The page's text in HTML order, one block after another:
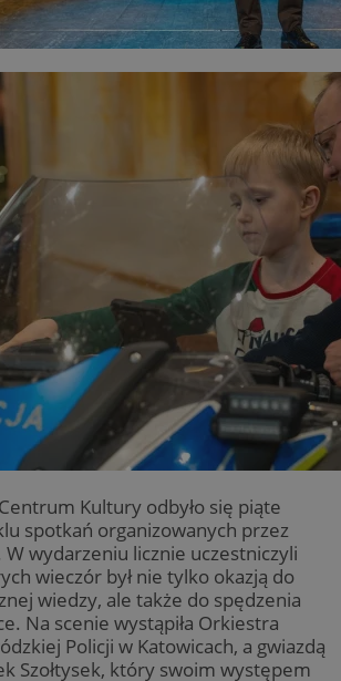
Kultury odbyło się piąte
spotkań organizowanych przez
wydarzeniu licznie uczestniczyli
wieczór był nie tylko okazją do
wiedzy, ale także do spędzenia
Na scenie wystąpiła Orkiestra
Policji w Katowicach, a gwiazdą
Szołtysek, który swoim występem